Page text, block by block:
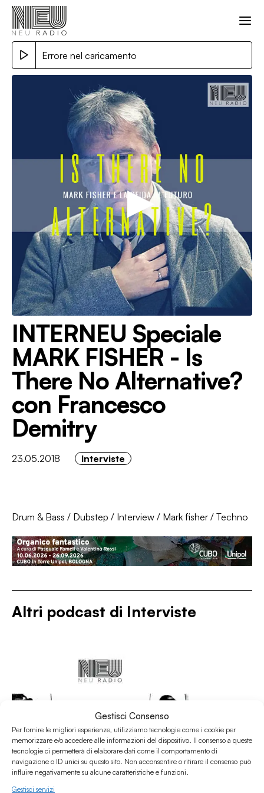
Gestisci Consenso
Per fornire le migliori esperienze, utilizziamo tecnologie come i cookie per
memorizzare e/o accedere alle informazioni del dispositivo. Il consenso a queste
tecnologie ci permetterà di elaborare dati come il comportamento di
navigazione o ID unici su questo sito. Non acconsentire o ritirare il consenso può
influire negativamente su alcune caratteristiche e funzioni.
Gestisci servizi
Errore nel caricamento
INTERNEU Speciale
MARK FISHER - Is
There No Alternative?
con Francesco
Demitry
23.05.2018 Interviste
Drum & Bass / Dubstep / Interview / Mark fisher / Techno
Altri podcast di Interviste